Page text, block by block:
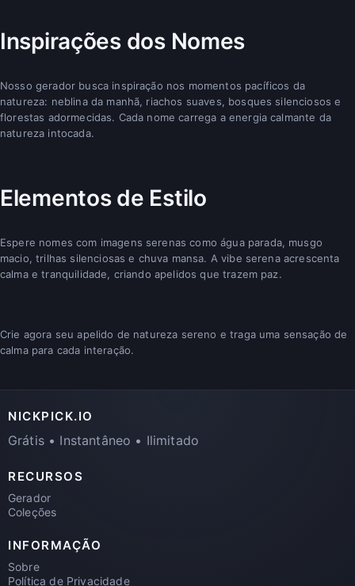
Inspirações dos Nomes
Nosso gerador busca inspiração nos momentos pacíficos da
natureza: neblina da manhã, riachos suaves, bosques silenciosos e
florestas adormecidas. Cada nome carrega a energia calmante da
natureza intocada.
Elementos de Estilo
Espere nomes com imagens serenas como água parada, musgo
macio, trilhas silenciosas e chuva mansa. A vibe serena acrescenta
calma e tranquilidade, criando apelidos que trazem paz.
Crie agora seu apelido de natureza sereno e traga uma sensação de
calma para cada interação.
NICKPICK.IO
Grátis • Instantâneo • Ilimitado
RECURSOS
Gerador
Coleções
INFORMAÇÃO
Sobre
Política de Privacidade